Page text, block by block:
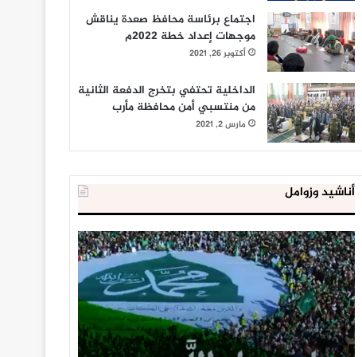
اجتماع برئاسة محافظ صعدة يناقش
موجهات إعداد خطة 2022م
أكتوبر 26, 2021
الداخلية تحتفي بتخرج الدفعة الثانية
من منتسبي أمن محافظة مأرب
مارس 2, 2021
أناشيد وزوامل
العدو
الإسرائيلي
اعتقل
543
طفلا
فلسطينيا
خلال
يناير 31, 2021
الداخلية
المصرية
إحباط
‘مخطط
كبير’
للإخوان